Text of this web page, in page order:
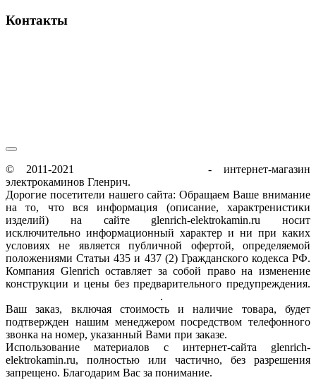
Контакты
© 2011-2021
- интернет-магазин
электрокаминов Гленрич.
Дорогие посетители нашего сайта: Обращаем Ваше внимание
на то, что вся информация (описание, характренистики
изделий) на сайте glenrich-elektrokamin.ru носит
исключительно информационный характер и ни при каких
условиях не является публичной офертой, определяемой
положениями Статьи 435 и 437 (2) Гражданского кодекса РФ.
Компания Glenrich оставляет за собой право на изменение
конструкции и цены без предварительного предупреждения.
.
Ваш заказ, включая стоимость и наличие товара, будет
подтвержден нашим менеджером посредством телефонного
звонка на номер, указанный Вами при заказе.
Использование материалов с интернет-сайта glenrich-
elektrokamin.ru, полностью или частично, без разрешения
запрещено. Благодарим Вас за понимание.